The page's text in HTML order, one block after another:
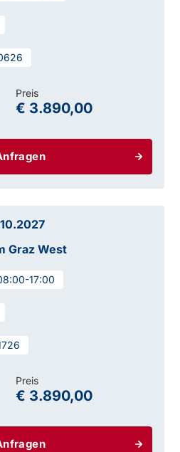
Preis
€ 3.890,00
Graz West
17:00
Preis
€ 3.890,00